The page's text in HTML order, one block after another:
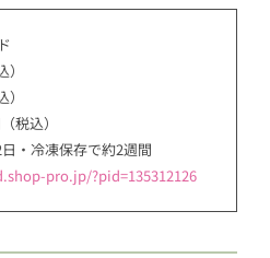
税込）
・冷凍保存で約2週間
pro.jp/?pid=135312126